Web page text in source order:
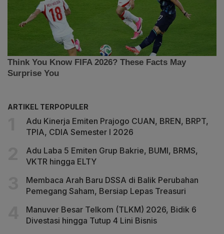
ARTIKEL TERPOPULER
Adu Kinerja Emiten Prajogo CUAN, BREN, BRPT,
TPIA, CDIA Semester I 2026
Adu Laba 5 Emiten Grup Bakrie, BUMI, BRMS,
VKTR hingga ELTY
Membaca Arah Baru DSSA di Balik Perubahan
Pemegang Saham, Bersiap Lepas Treasuri
Manuver Besar Telkom (TLKM) 2026, Bidik 6
Divestasi hingga Tutup 4 Lini Bisnis